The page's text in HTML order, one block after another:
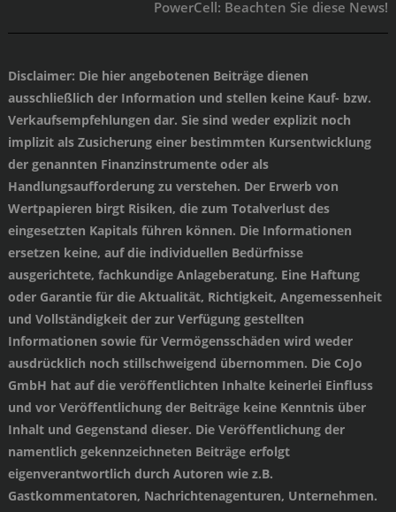
PowerCell: Beachten Sie diese News!
Disclaimer: Die hier angebotenen Beiträge dienen
ausschließlich der Information und stellen keine Kauf- bzw.
Verkaufsempfehlungen dar. Sie sind weder explizit noch
implizit als Zusicherung einer bestimmten Kursentwicklung
der genannten Finanzinstrumente oder als
Handlungsaufforderung zu verstehen. Der Erwerb von
Wertpapieren birgt Risiken, die zum Totalverlust des
eingesetzten Kapitals führen können. Die Informationen
ersetzen keine, auf die individuellen Bedürfnisse
ausgerichtete, fachkundige Anlageberatung. Eine Haftung
oder Garantie für die Aktualität, Richtigkeit, Angemessenheit
und Vollständigkeit der zur Verfügung gestellten
Informationen sowie für Vermögensschäden wird weder
ausdrücklich noch stillschweigend übernommen. Die CoJo
GmbH hat auf die veröffentlichten Inhalte keinerlei Einfluss
und vor Veröffentlichung der Beiträge keine Kenntnis über
Inhalt und Gegenstand dieser. Die Veröffentlichung der
namentlich gekennzeichneten Beiträge erfolgt
eigenverantwortlich durch Autoren wie z.B.
Gastkommentatoren, Nachrichtenagenturen, Unternehmen.